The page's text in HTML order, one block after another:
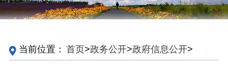
当前位置： 首页>政务公开>政府信息公开>
定主动公开内容>重点领域信息>医疗卫生